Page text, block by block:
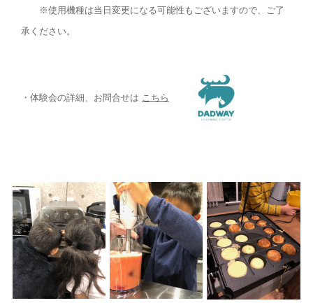
※使用機種は当日変更になる可能性もございますので、ご了
承ください。
・体験会の詳細、お問合せは こちら